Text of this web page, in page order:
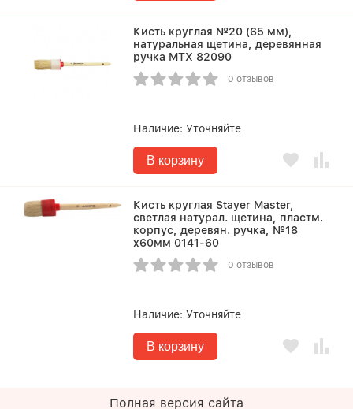
Кисть круглая №20 (65 мм),
натуральная щетина, деревянная
ручка MTX 82090
0 отзывов
Наличие:Уточняйте
В корзину
Кисть круглая Stayer Master,
светлая натурал. щетина, пластм.
корпус, деревян. ручка, №18
x60мм 0141-60
0 отзывов
Наличие:Уточняйте
В корзину
Полная версия сайта